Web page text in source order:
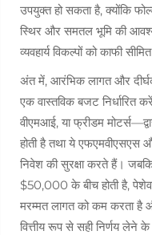
उपयुक्त हो सकता है, क्योंकि
स्थिर और समतल भूमि की
व्यवहार्य विकल्पों को काफी
अंत में, आरंभिक लागत और
एक वास्तविक बजट निर्धारित
वीएमआई, या फ्रीडम
होती है तथा ये एफएमवीएसएस
निवेश की सुरक्षा करते हैं।
$50,000 के बीच होती है,
मरम्मत लागत को कम करता है
वित्तीय रूप से सही निर्णय लेने